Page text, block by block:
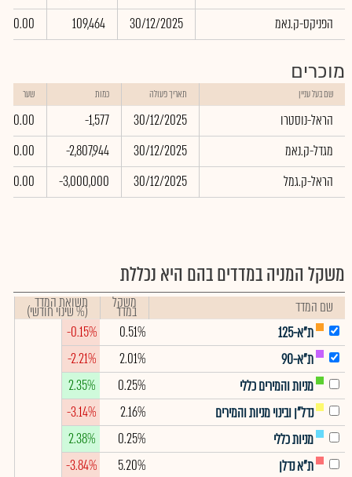
הפניקס-ק.נאמ
30/12/2025
109,464
0.00
מוכרים
שם בעל עניין תאריך פעולה כמות שער
הראל-נוסטרו 30/12/2025
-1,577
0.00
מגדל-ק.נאמ
30/12/2025
-2,807,944
0.00
הראל-ק.גמל
30/12/2025
-3,000,000
0.00
משקל המניה במדדים בהם היא נכללת
שם המדד משקל
במדד תשואת המדד
(% שינוי חודשי)
ת"א-125
0.51%
-0.15%
ת"א-90
2.01%
-2.21%
מניות והמירים כללי
0.25%
2.35%
נדל"ן ובינוי מניות והמירים
2.16%
-3.14%
מניות כללי
0.25%
2.38%
ת"א נדלן
5.20%
-3.84%